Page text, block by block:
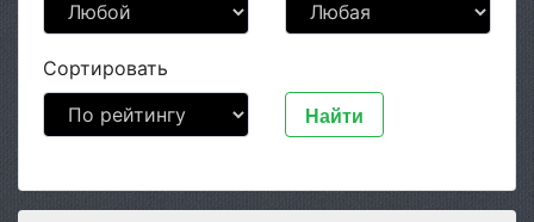
Сортировать
Найти